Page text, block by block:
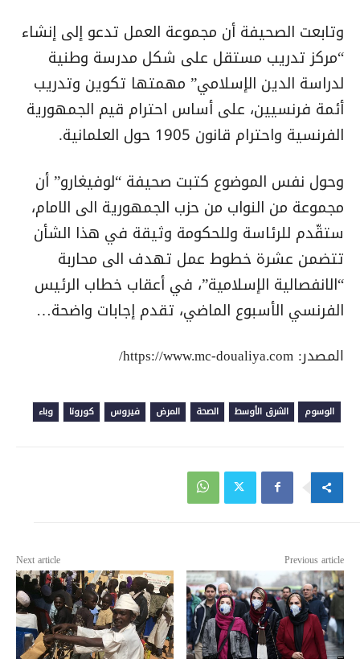
وتابعت الصحيفة أن مجموعة العمل تدعو إلى إنشاء
“مركز تدريب مستقل على شكل مدرسة وطنية
لدراسة الدين الإسلامي” مهمتها تكوين وتدريب
أئمة فرنسيين، على أساس احترام قيم الجمهورية
الفرنسية واحترام قانون 1905 حول العلمانية.
وحول نفس الموضوع كتبت صحيفة “لوفيغارو” أن
مجموعة من النواب من حزب الجمهورية الى الامام،
ستقّدم للرئاسة وللحكومة وثيقة في هذا الشأن
تتضمن عشرة خطوط عمل تهدف الى محاربة
“الانفصالية الإسلامية”، في أعقاب خطاب الرئيس
الفرنسي الأسبوع الماضي، تقدم إجابات واضحة…
المصدر: https://www.mc-doualiya.com/
الوسوم الشرق الأوسط الصحة المرض فيروس كورونا وباء
Previous article
Next article